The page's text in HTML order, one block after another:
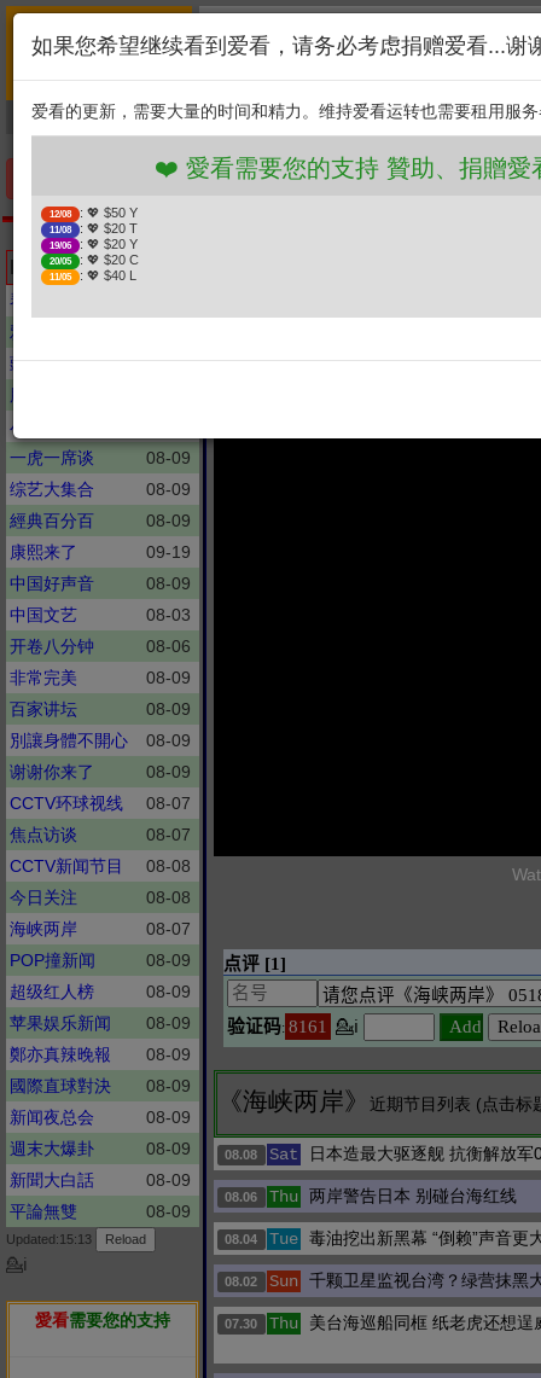
新闻
综艺 剧集
捐贈幫助
❤️ 愛看需要您的支持 贊
: 💖 $50 Y
11/08
19/06 : 💖 $20 Y
2. 点击捐赠
Latest updates
琴问谦答
雅琴看世界
頭家來開講
08-07
小姐不熙娣
一虎一席谈
08-09
综艺大集合
08-09
經典百分百
08-09
康熙来了
09-19
中国好声音
08-09
中国文艺
08-03
开卷八分钟
08-06
非常完美
08-09
百家讲坛
08-09
別讓身體不開心
08-09
谢谢你来了
08-09
CCTV环球视线
08-07
焦点访谈
08-07
CCTV新闻节目
08-08
今日关注
08-08
海峡两岸
08-07
POP撞新闻
08-09
超级红人榜
08-09
苹果娱乐新闻
08-09
鄭亦真辣晚報
08-09
國際直球對決
08-09
新闻夜总会
08-09
週末大爆卦
08-09
新聞大白話
08-09
平論無雙
08-09
Updated:15:13
💁ℹ
愛看需要您的支持
《海峡两岸》 近期节目列表 (点击标
08.08 Sat 日本造最大驱逐舰 抗衡解放军
08.06 Thu 两岸警告日本 别碰台海红线
08.04 Tue 毒油挖出新黑幕 “倒赖”声音更
08.02 Sun 千颗卫星监视台湾？绿营抹黑
07.30 Thu 美台海巡船同框 纸老虎还想逞
如果您希望继续看到爱看，请务必考虑捐赠爱看...谢
爱看的更新，需要大量的时间和精力。维持爱看运转也需要租用服
❤️ 愛看需要您的支持 贊助、捐贈愛看
12/08 : 💖 $50 Y
11/08 : 💖 $20 T
19/06 : 💖 $20 Y
20/05 : 💖 $20 C
11/05 : 💖 $40 L